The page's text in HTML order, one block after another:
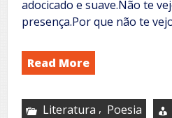
adocicado e suave.Não te
presença.Por que não te
Read More
Literatura , Poesia